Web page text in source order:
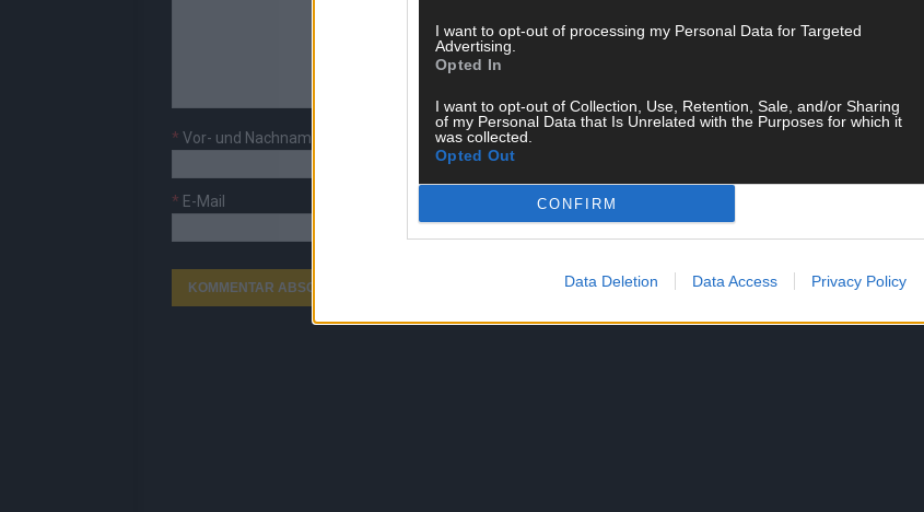
I want to opt-out of processing my Personal Data for Targeted
Advertising.
Opted In
I want to opt-out of Collection, Use, Retention, Sale, and/or Sharing
of my Personal Data that Is Unrelated with the Purposes for which it
was collected.
Opted Out
CONFIRM
Data Deletion Data Access Privacy Policy
* Vor- und Nachname
* E-Mail